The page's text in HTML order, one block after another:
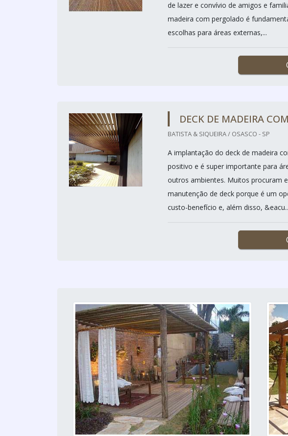
de lazer e convívio de amigos e
madeira com pergolado é
escolhas para áreas externas,...
DECK DE MADEIRA
BATISTA & SIQUEIRA / OSASCO - SP
A implantação do deck de madeira
positivo e é super importante para
outros ambientes. Muitos procuram
manutenção de deck porque é um
custo-benefício e, além disso,